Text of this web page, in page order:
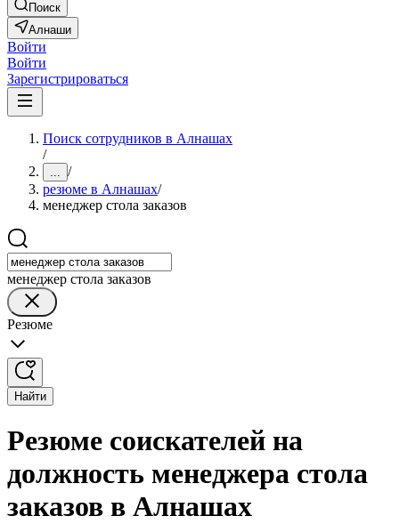
Поиск
Алнаши
Войти
Войти
Зарегистрироваться
Поиск сотрудников в Алнашах
/
... /
резюме в Алнашах/
менеджер стола заказов
менеджер стола заказов
Резюме
Найти
Резюме соискателей на
должность менеджера стола
заказов в Алнашах